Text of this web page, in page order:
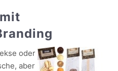
oder
aber